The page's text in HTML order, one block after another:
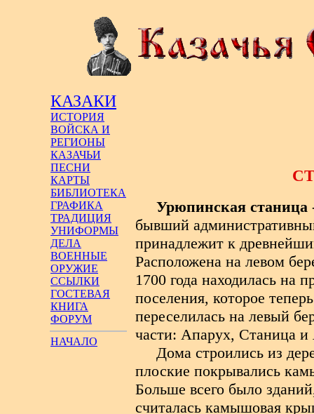
КАЗАКИ
ИСТОРИЯ
ВОЙСКА И
РЕГИОНЫ
КАЗАЧЬИ
ПЕСНИ
КАРТЫ
БИБЛИОТЕКА
ГРАФИКА
ТРАДИЦИЯ
УНИФОРМЫ
ДЕЛА
ВОЕННЫЕ
ОРУЖИЕ
ССЫЛКИ
ГОСТЕВАЯ
КНИГА
ФОРУМ
НАЧАЛО
С
Урюпинская станица
бывший
принадлежит к
Расположена на левом
1700 года находилась на
поселения, которое
переселилась на левый
части: Апарух, Станица
Дома строились из
плоские покрывались
Больше всего было
считалась камышовая